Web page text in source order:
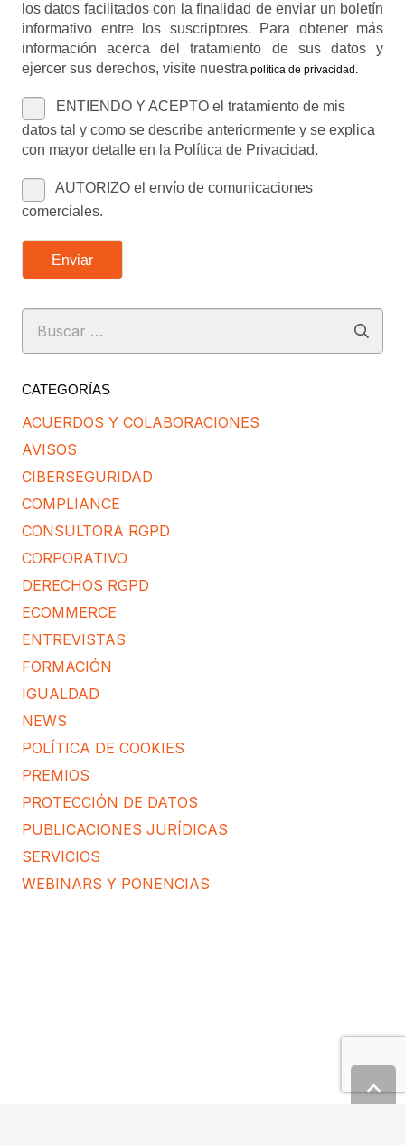
los datos facilitados con la finalidad de enviar un boletín
informativo entre los suscriptores. Para obtener más
información acerca del tratamiento de sus datos y
ejercer sus derechos, visite nuestra política de privacidad .
ENTIENDO Y ACEPTO el tratamiento de mis
datos tal y como se describe anteriormente y se explica
con mayor detalle en la Política de Privacidad.
AUTORIZO el envío de comunicaciones
comerciales.
Enviar
Buscar:
CATEGORÍAS
ACUERDOS Y COLABORACIONES
AVISOS
CIBERSEGURIDAD
COMPLIANCE
CONSULTORA RGPD
CORPORATIVO
DERECHOS RGPD
ECOMMERCE
ENTREVISTAS
FORMACIÓN
IGUALDAD
NEWS
POLÍTICA DE COOKIES
PREMIOS
PROTECCIÓN DE DATOS
PUBLICACIONES JURÍDICAS
SERVICIOS
WEBINARS Y PONENCIAS